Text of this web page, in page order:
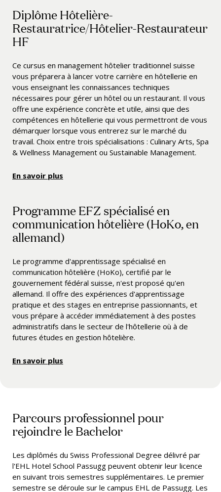
Diplôme Hôtelière-
Restauratrice/Hôtelier-Restaurateur
HF
Ce cursus en management hôtelier traditionnel suisse
vous préparera à lancer votre carrière en hôtellerie en
vous enseignant les connaissances techniques
nécessaires pour gérer un hôtel ou un restaurant. Il vous
offre une expérience concrète et utile, ainsi que des
compétences en hôtellerie qui vous permettront de vous
démarquer lorsque vous entrerez sur le marché du
travail. Choix entre trois spécialisations : Culinary Arts, Spa
& Wellness Management ou Sustainable Management.
En savoir plus
Programme EFZ spécialisé en
communication hôtelière (HoKo, en
allemand)
Le programme d'apprentissage spécialisé en
communication hôtelière (HoKo), certifié par le
gouvernement fédéral suisse, n'est proposé qu'en
allemand. Il offre des expériences d'apprentissage
pratique et des stages en entreprise passionnants, et
vous prépare à accéder immédiatement à des postes
administratifs dans le secteur de l'hôtellerie où à de
futures études en gestion hôtelière.
En savoir plus
Parcours professionnel pour
rejoindre le Bachelor
Les diplômés du Swiss Professional Degree délivré par
l'EHL Hotel School Passugg peuvent obtenir leur licence
en suivant trois semestres supplémentaires. Le premier
semestre se déroule sur le campus EHL de Passugg. Les